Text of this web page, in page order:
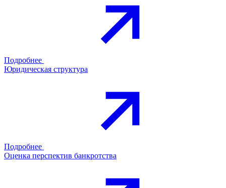
Подробнее
Юридическая структура
Подробнее
Оценка перспектив банкротства